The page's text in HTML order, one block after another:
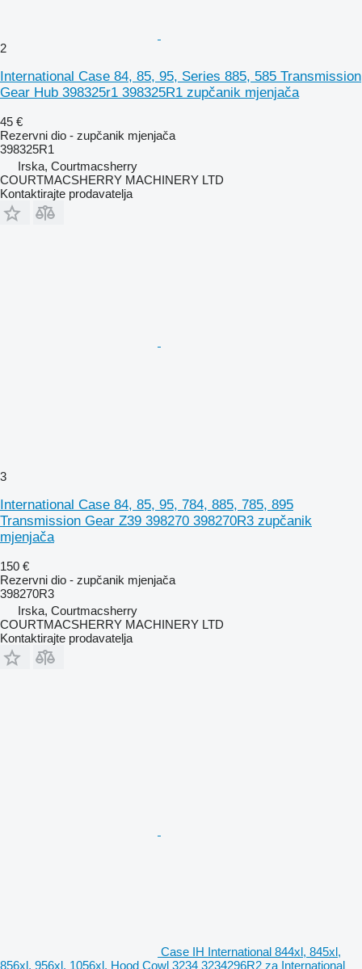
2
International Case 84, 85, 95, Series 885, 585 Transmission
Gear Hub 398325r1 398325R1 zupčanik mjenjača
45 €
Rezervni dio - zupčanik mjenjača
398325R1
Irska, Courtmacsherry
COURTMACSHERRY MACHINERY LTD
Kontaktirajte prodavatelja
3
International Case 84, 85, 95, 784, 885, 785, 895
Transmission Gear Z39 398270 398270R3 zupčanik
mjenjača
150 €
Rezervni dio - zupčanik mjenjača
398270R3
Irska, Courtmacsherry
COURTMACSHERRY MACHINERY LTD
Kontaktirajte prodavatelja
Case IH International 844xl, 845xl,
856xl, 956xl, 1056xl, Hood Cowl 3234 3234296R2 za International